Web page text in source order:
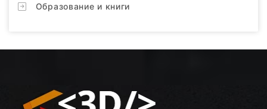
Образование и книги